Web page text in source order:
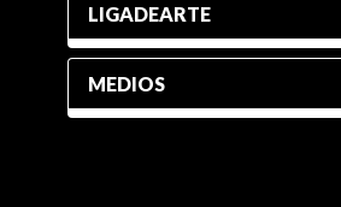
LIGADEARTE
MEDIOS